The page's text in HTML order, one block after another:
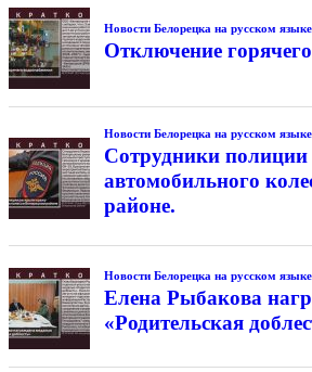
Новости Белорецка на русском языке
Отключение
Новости Белорецка на русском языке
Сотрудники
автомобильного
районе.
Новости Белорецка на русском языке
Елена Рыбакова
«Родительская